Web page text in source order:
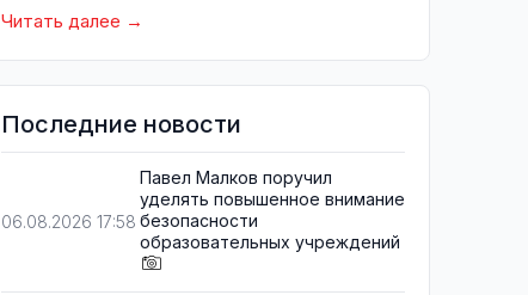
Читать далее
Последние новости
06.08.2026 17:58
Павел Малков поручил
уделять повышенное внимание
безопасности
образовательных учреждений